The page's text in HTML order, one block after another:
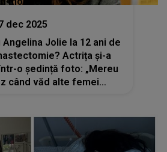
dec 2025
Jolie la 12 ani de
Actrița și-a
o ședință foto: „Mereu
când văd alte femei